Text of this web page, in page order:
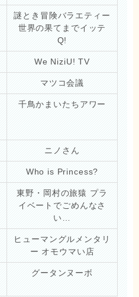
謎とき冒険バラエティー
世界の果てまでイッテ
Q!
We NiziU! TV
マツコ会議
千鳥かまいたちアワー
ニノさん
Who is Princess?
東野・岡村の旅猿 プラ
イベートでごめんなさ
い…
ヒューマングルメンタリ
ー オモウマい店
グータンヌーボ